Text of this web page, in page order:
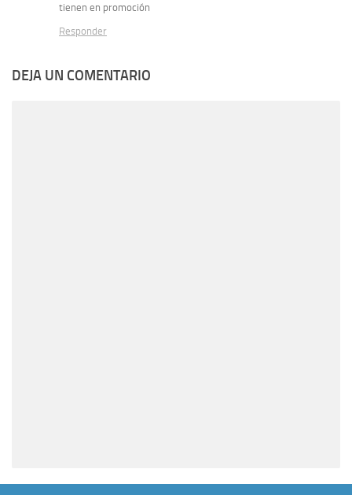
tienen en promoción
Responder
DEJA UN COMENTARIO